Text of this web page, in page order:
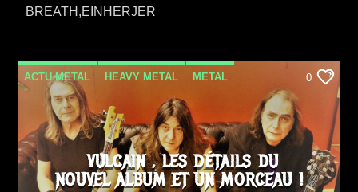
BREATH,EINHERJER
ACTU METAL HEAVY METAL METAL
NEWS VIDEO STORIES
0
VULCAIN , LES DÉTAILS DU
NOUVEL ALBUM ET UN MORCEAU !